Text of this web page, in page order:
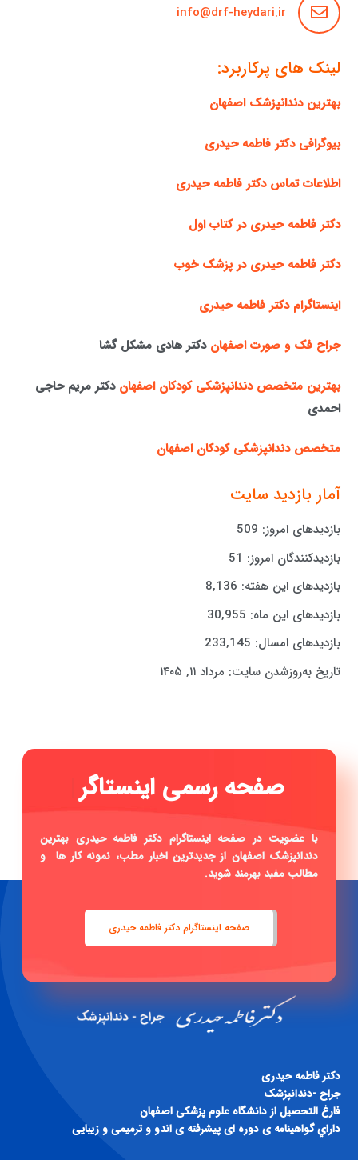
info@drf-heydari.ir
لینک های پرکاربرد:
بهترین دندانپزشک اصفهان
بیوگرافی دکتر فاطمه حیدری
اطلاعات تماس دکتر فاطمه حیدری
دکتر فاطمه حیدری در کتاب اول
دکتر فاطمه حیدری در پزشک خوب
اینستاگرام دکتر فاطمه حیدری
جراح فک و صورت اصفهان دکتر هادی مشکل گشا
بهترین متخصص دندانپزشکی کودکان اصفهان دکتر مریم حاجی
احمدی
متخصص دندانپزشکی کودکان اصفهان
آمار بازدید سایت
بازدیدهای امروز: 509
بازدیدکنندگان امروز: 51
بازدیدهای این هفته: 8,136
بازدیدهای این ماه: 30,955
بازدیدهای امسال: 233,145
تاریخ به‌روزشدن سایت: مرداد ۱۱, ۱۴۰۵
|
با عضویت در صفحه اینستاگرام دکتر فاطمه حیدری بهترین
دندانپزشک اصفهان از جدیدترین اخبار مطب، نمونه کار ها و
مطالب مفید بهرمند شوید.
صفحه اینستاگرام دکتر فاطمه حیدری
دكتر فاطمه حيدری
جراح -دندانپزشک
فارغ التحصيل از دانشگاه علوم پزشكی اصفهان
داراي گواهينامه ی دوره ای پيشرفته ی اندو و ترميمی و زيبايی